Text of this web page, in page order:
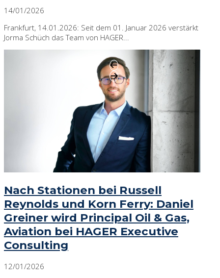
14/01/2026
Frankfurt, 14.01.2026: Seit dem 01. Januar 2026 verstärkt
Jorma Schüch das Team von HAGER...
Nach Stationen bei Russell
Reynolds und Korn Ferry: Daniel
Greiner wird Principal Oil & Gas,
Aviation bei HAGER Executive
Consulting
12/01/2026